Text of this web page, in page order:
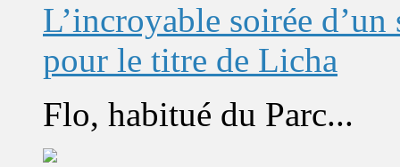
L’incroyable soirée
pour le titre de Licha
Flo, habitué du Parc...